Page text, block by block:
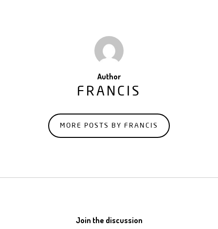
Author
FRANCIS
MORE POSTS BY FRANCIS
Join the discussion